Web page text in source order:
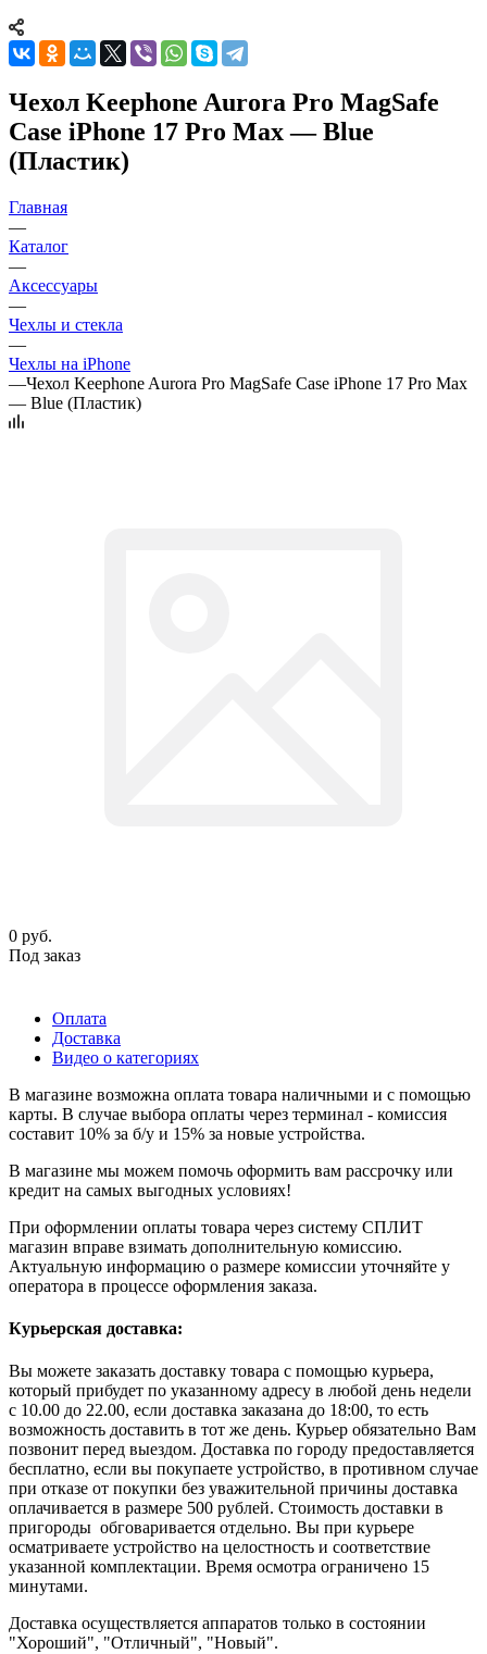
Чехол Keephone Aurora Pro MagSafe
Case iPhone 17 Pro Max — Blue
(Пластик)
Главная
—
Каталог
—
Аксессуары
—
Чехлы и стекла
—
Чехлы на iPhone
—Чехол Keephone Aurora Pro MagSafe Case iPhone 17 Pro Max
— Blue (Пластик)
0 руб.
Под заказ
Оплата
Доставка
Видео о категориях
В магазине возможна оплата товара наличными и с помощью
карты. В случае выбора оплаты через терминал - комиссия
составит 10% за б/у и 15% за новые устройства.
В магазине мы можем помочь оформить вам рассрочку или
кредит на самых выгодных условиях!
При оформлении оплаты товара через систему СПЛИТ
магазин вправе взимать дополнительную комиссию.
Актуальную информацию о размере комиссии уточняйте у
оператора в процессе оформления заказа.
Курьерская доставка:
Вы можете заказать доставку товара с помощью курьера,
который прибудет по указанному адресу в любой день недели
с 10.00 до 22.00, если доставка заказана до 18:00, то есть
возможность доставить в тот же день. Курьер обязательно Вам
позвонит перед выездом. Доставка по городу предоставляется
бесплатно, если вы покупаете устройство, в противном случае
при отказе от покупки без уважительной причины доставка
оплачивается в размере 500 рублей. Стоимость доставки в
пригороды обговаривается отдельно. Вы при курьере
осматриваете устройство на целостность и соответствие
указанной комплектации. Время осмотра ограничено 15
минутами.
Доставка осуществляется аппаратов только в состоянии
"Хороший", "Отличный", "Новый".